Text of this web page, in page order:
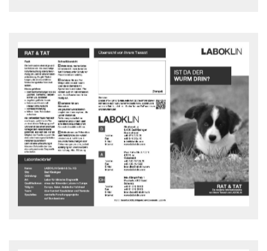
Ist der Wurm drin?
Rat und Tat Flyer - downloaden